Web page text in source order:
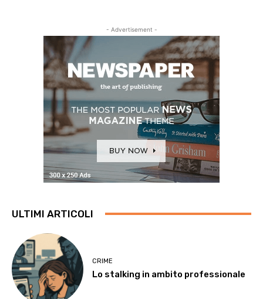
- Advertisement -
ULTIMI ARTICOLI
CRIME
Lo stalking in ambito professionale